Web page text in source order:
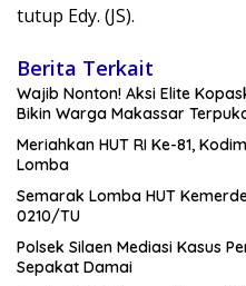
tutup Edy. (JS).
Berita Terkait
Wajib Nonton! Aksi Elite
Bikin Warga Makassar
Meriahkan HUT RI Ke-81,
Lomba
Semarak Lomba HUT
0210/TU
Polsek Silaen Mediasi Kasus
Sepakat Damai